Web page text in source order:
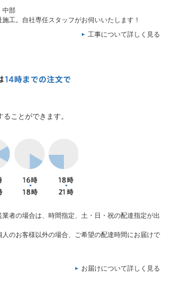
中部
工。自社専任スタッフがお伺いいたします！
工事について詳しく見る
ことができます。
業者の場合は、時間指定、土・日・祝の配達指定が出
のお客様以外の場合、ご希望の配達時間にお届けで
お届けについて詳しく見る